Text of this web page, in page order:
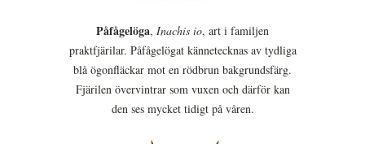
Påfågelöga, Inachis io, art i familjen
praktfjärilar. Påfågelögat kännetecknas av tydliga
blå ögonfläckar mot en rödbrun bakgrundsfärg.
Fjärilen övervintrar som vuxen och därför kan
den ses mycket tidigt på våren.